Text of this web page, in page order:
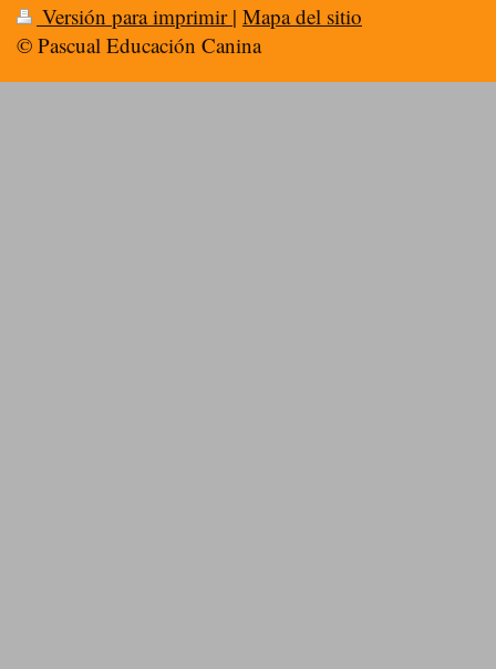
Versión para imprimir | Mapa del sitio
© Pascual Educación Canina